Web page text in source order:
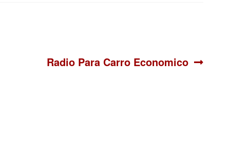
Siguiente:
Radio Para Carro Economico